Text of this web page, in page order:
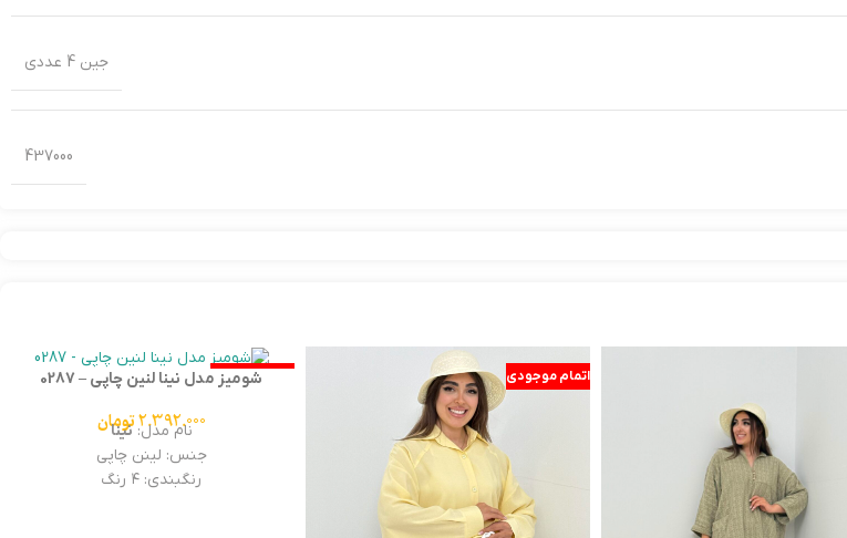
جین 4 عددی
437000
اتمام موجودی اتمام موجودی
شومیز مدل نینا لنین چاپی – 0287
2.392.000توماننام مدل:نینا
جنس: لینن چاپی
رنگبندی: ۴ رنگ